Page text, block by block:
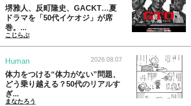
堺雅人、反町隆史、GACKT…夏
ドラマを「50代イケオジ」が席
巻。...
こじらぶ
Human 2026.08.07
体力をつける“体力がない”問題、
どう乗り越える？50代のリアルす
ぎ...
まなたろう